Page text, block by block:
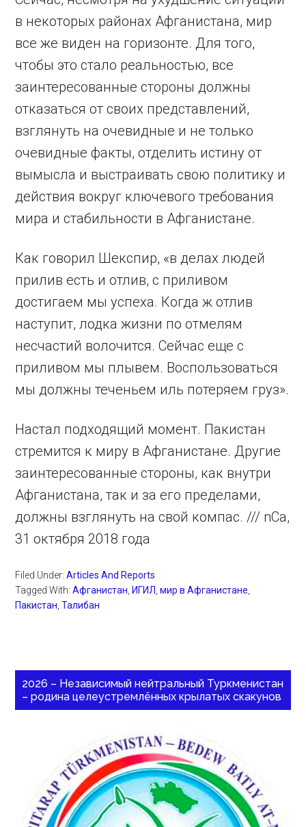
в некоторых районах Афганистана, мир
все же виден на горизонте. Для того,
чтобы это стало реальностью, все
заинтересованные стороны должны
отказаться от своих представлений,
взглянуть на очевидные и не только
очевидные факты, отделить истину от
вымысла и выстраивать свою политику и
действия вокруг ключевого требования
мира и стабильности в Афганистане.
Как говорил Шекспир, «в делах людей
прилив есть и отлив, с приливом
достигаем мы успеха. Когда ж отлив
наступит, лодка жизни по отмелям
несчастий волочится. Сейчас еще с
приливом мы плывем. Воспользоваться
мы должны теченьем иль потеряем груз».
Настал подходящий момент. Пакистан
стремится к миру в Афганистане. Другие
заинтересованные стороны, как внутри
Афганистана, так и за его пределами,
должны взглянуть на свой компас. /// nCa,
31 октября 2018 года
Filed Under:Articles And Reports
Tagged With:Афганистан ИГИЛ ,мир в Афганистане
Пакистан ,Талибан
2026 – Независимый нейтральный Туркменистан
– родина целеустремлённых крылатых скакунов